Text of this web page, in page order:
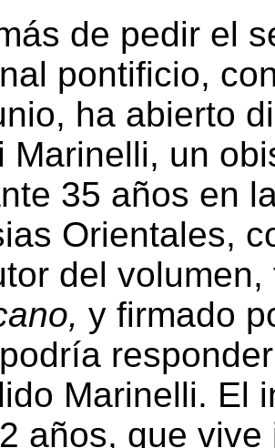
de pedir el
pontificio,
ha abierto
Marinelli, un
35 años en
Orientales,
del
y firmado
Marinelli. El
años, que